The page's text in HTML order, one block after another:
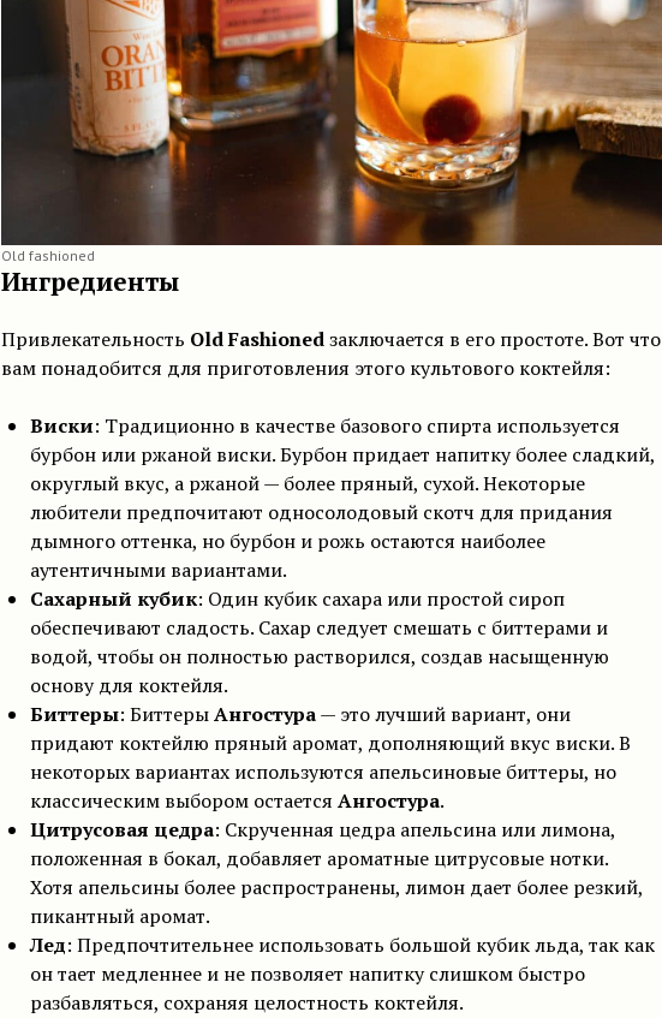
Old fashioned
Ингредиенты
Привлекательность Old Fashionedзаключается в его простоте. Вот что
вам понадобится для приготовления этого культового коктейля:
Виски: Традиционно в качестве базового спирта используется
бурбон или ржаной виски. Бурбон придает напитку более сладкий,
округлый вкус, а ржаной — более пряный, сухой. Некоторые
любители предпочитают односолодовый скотч для придания
дымного оттенка, но бурбон и рожь остаются наиболее
аутентичными вариантами.
Сахарный кубик: Один кубик сахара или простой сироп
обеспечивают сладость. Сахар следует смешать с биттерами и
водой, чтобы он полностью растворился, создав насыщенную
основу для коктейля.
Биттеры: БиттерыАнгостура— это лучший вариант, они
придают коктейлю пряный аромат, дополняющий вкус виски. В
некоторых вариантах используются апельсиновые биттеры, но
классическим выбором остается Ангостура.
Цитрусовая цедра: Скрученная цедра апельсина или лимона,
положенная в бокал, добавляет ароматные цитрусовые нотки.
Хотя апельсины более распространены, лимон дает более резкий,
пикантный аромат.
Лед: Предпочтительнее использовать большой кубик льда, так как
он тает медленнее и не позволяет напитку слишком быстро
разбавляться, сохраняя целостность коктейля.